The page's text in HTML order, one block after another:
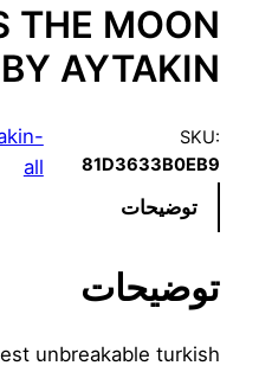
THE MOON
BY AYTAKIN
SKU:
81D3633B0EB9
all
توضیحات
توضیحات
unbreakable turkish